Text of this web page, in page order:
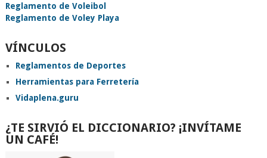
Reglamento de Voleibol
Reglamento de Voley Playa
VÍNCULOS
Reglamentos de Deportes
Herramientas para Ferretería
Vidaplena.guru
¿TE SIRVIÓ EL DICCIONARIO? ¡INVÍTAME
UN CAFÉ!